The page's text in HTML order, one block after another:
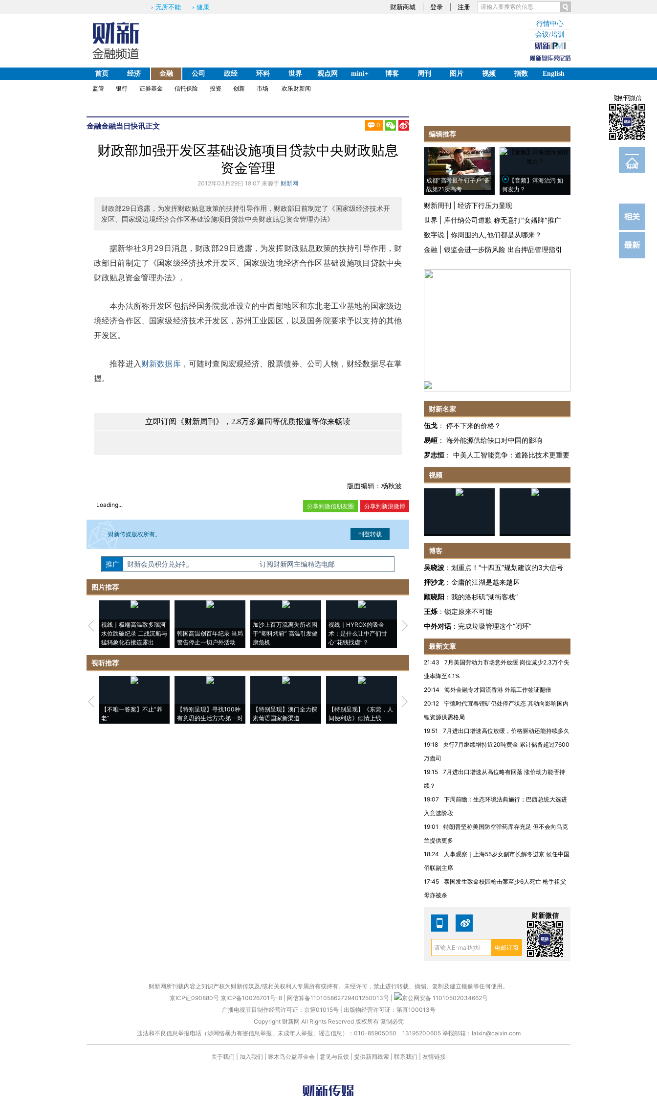
财新商城 登录 注册
无所不能 健康
行情中心
会议/培训
首页 经济 金融 公司 政经 环科 世界 观点网 mini+ 博客 周刊 图片 视频 指数
English
监管
银行 证券基金 信托保险 投资 创新 市场 欢乐财新闻
金融金融当日快讯正文 0
订阅
电邮
财政部加强开发区基础设施项目贷款中央财政贴息
资金管理
2012年03月29日 18:07 来源于 财新网
财政部29日透露，为发挥财政贴息政策的扶持引导作用，财政部日前制定了《国家级经济技术开
发区、国家级边境经济合作区基础设施项目贷款中央财政贴息资金管理办法》
据新华社3月29日消息，财政部29日透露，为发挥财政贴息政策的扶持引导作用，财
政部日前制定了《国家级经济技术开发区、国家级边境经济合作区基础设施项目贷款中央
财政贴息资金管理办法》。
本办法所称开发区包括经国务院批准设立的中西部地区和东北老工业基地的国家级边
境经济合作区、国家级经济技术开发区，苏州工业园区，以及国务院要求予以支持的其他
开发区。
推荐进入财新数据库，可随时查阅宏观经济、股票债券、公司人物，财经数据尽在掌
握。
立即订阅《财新周刊》，2.8万多篇同等优质报道等你来畅读
版面编辑：杨秋波
Loading... 分享到新浪微博
分享到微信朋友圈
财新传媒版权所有。
如需刊登转载请点击右侧按钮，提交相关信息。经确认即可刊登转载。
推广 财新会员积分兑好礼 订阅财新网主编精选电邮
图片推荐
视线｜极端高温致多瑙河
水位跌破纪录 二战沉船与
猛犸象化石接连露出
韩国高温创百年纪录 当局
警告停止一切户外活动
加沙上百万流离失所者困
于“塑料烤箱” 高温引发健
康危机
视线｜HYROX的吸金
术：是什么让中产们甘
心“花钱找虐”？
马航飞行员跨国走私7万
视线｜被称为“蟑螂”的印
视听推荐
【不唯一答案】不止“养
老”
【特别呈现】寻找100种
有意思的生活方式·第一对
【特别呈现】澳门全力探
索葡语国家新渠道
【特别呈现】《东莞，人
间便利店》倾情上线
【推广】走进第四届链博
【商旅对话】华住集团
编辑推荐
成都“高考最牛钉子户”备
战第21次高考
【音频】洱海治污 如
何发力？
财新周刊
经济下行压力显现
世界
库什纳公司道歉 称无意打"女婿牌"推广
数字说
你周围的人,他们都是从哪来？
金融
银监会进一步防风险 出台押品管理指引
财新名家
伍戈 ： 停不下来的价格？
易峘 ： 海外能源供给缺口对中国的影响
罗志恒 ： 中美人工智能竞争：道路比技术更重要
视频
博客
吴晓波 ： 划重点！“十四五”规划建议的3大信号
押沙龙 ： 金庸的江湖是越来越坏
顾晓阳 ： 我的洛杉矶“湖街客栈”
王烁 ： 锁定原来不可能
中外对话： 完成垃圾管理这个“闭环”
最新文章
21:43
7月美国劳动力市场意外放缓 岗位减少2.3万个失
业率降至4.1%
20:14
海外金融专才回流香港 外籍工作签证翻倍
20:12
宁德时代宜春锂矿仍处停产状态 其动向影响国内
锂资源供需格局
19:51
7月进出口增速高位放缓，价格驱动还能持续多久
19:18
央行7月继续增持近20吨黄金 累计储备超过7600
万盎司
19:15
7月进出口增速从高位略有回落 涨价动力能否持
续？
19:07
下周前瞻：生态环境法典施行；巴西总统大选进
入竞选阶段
19:01
特朗普坚称美国防空弹药库存充足 但不会向乌克
兰提供更多
18:24
人事观察｜上海55岁女副市长解冬进京 候任中国
侨联副主席
17:45
泰国发生致命校园枪击案至少6人死亡 枪手祖父
母亦被杀
财新微信
财新网所刊载内容之知识产权为财新传媒及/或相关权利人专属所有或持有。未经许可，禁止进行转载、摘编、复制及建立镜像等任何使用。
京ICP证090880号 京ICP备10026701号-8 网信算备110105862729401250013号
京公网安备 11010502034662号
广播电视节目制作经营许可证：京第01015号| 出版物经营许可证：第直100013号
Copyright 财新网 All Rights Reserved 版权所有 复制必究
违法和不良信息举报电话（涉网络暴力有害信息举报、未成年人举报、谣言信息）：010-85905050 13195200605 举报邮箱：laixin@caixin.com
关于我们 加入我们 啄木鸟公益基金会 意见与反馈 提供新闻线索 联系我们 友情链接